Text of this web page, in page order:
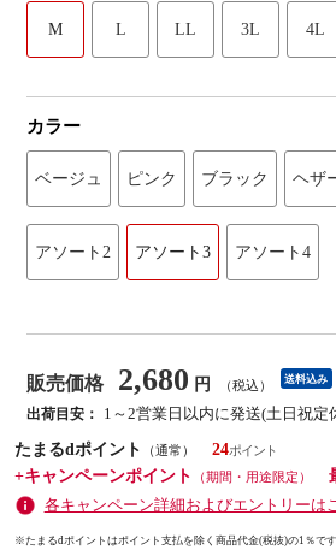
M L LL 3L 4L
カラー
ベージュ ピンク ブラック ヘザ
アソート2 アソート3 アソート4
販売価格 2,680 円 （税込） 送料込み
出荷目安：
1～2営業日以内に発送(土日祝定
たまるdポイント
（通常）
24
+キャンペーンポイント
（期間・用途限定）
各キャンペーン詳細およびエントリーは
※たまるdポイントはポイント支払を除く商品代金(税抜)の1％です